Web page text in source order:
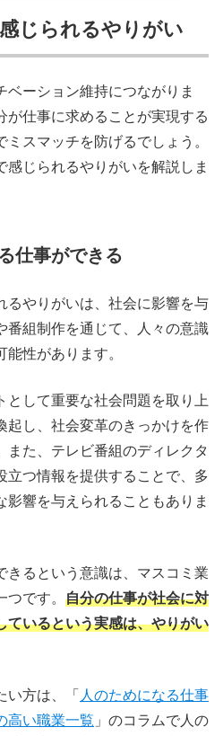
じられるやりがい
ーション維持につながりま
が仕事に求めることが実現する
スマッチを防げるでしょう。
感じられるやりがいを解説しま
仕事ができる
るやりがいは、社会に影響を与
番組制作を通じて、人々の意識
性があります。
として重要な社会問題を取り上
起し、社会変革のきっかけを作
また、テレビ番組のディレクタ
立つ情報を提供することで、多
影響を与えられることもありま
きるという意識は、マスコミ業
です。 自分の仕事が社会に対
ているという実感は、やりがい
い方は、「 人のためになる仕事
高い職業一覧 」のコラムで人の